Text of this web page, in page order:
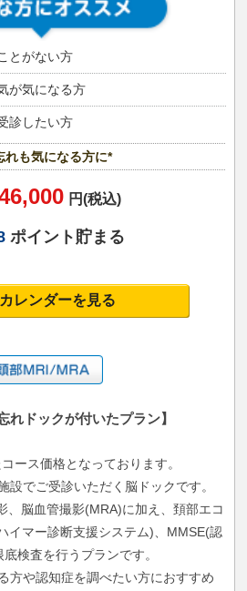
とがない方
が気になる方
診したい方
れも気になる方に*
円(税込)
ポイント貯まる
レンダーを見る
れドックが付いたプラン】
ース価格となっております。
でご受診いただく脳ドックです。
、脳血管撮影(MRA)に加え、頚部エコ
イマー診断支援システム)、MMSE(認
検査を行うプランです。
方や認知症を調べたい方におすすめ